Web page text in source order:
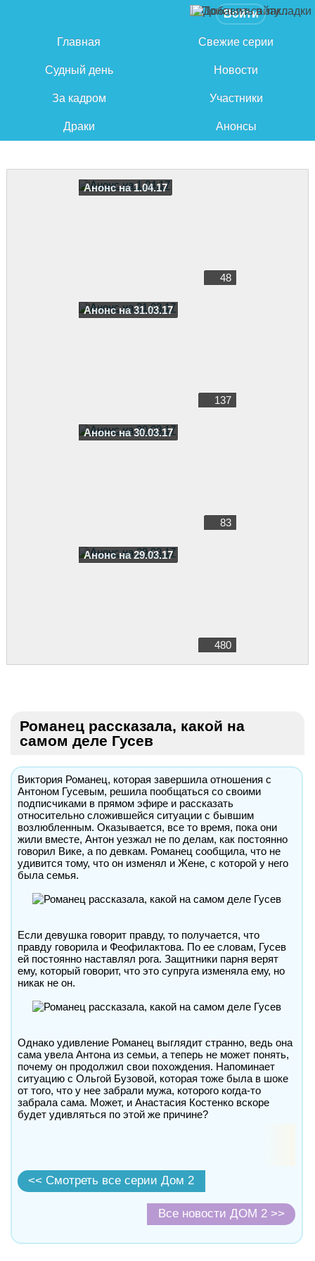
Войти
Главная Свежие серии
Судный день Новости
За кадром Участники
Драки Анонсы
Анонс на 1.04.17
48
Анонс на 31.03.17
137
Анонс на 30.03.17
83
Анонс на 29.03.17
480
Романец рассказала, какой на
самом деле Гусев
Виктория Романец, которая завершила отношения с
Антоном Гусевым, решила пообщаться со своими
подписчиками в прямом эфире и рассказать
относительно сложившейся ситуации с бывшим
возлюбленным. Оказывается, все то время, пока они
жили вместе, Антон уезжал не по делам, как постоянно
говорил Вике, а по девкам. Романец сообщила, что не
удивится тому, что он изменял и Жене, с которой у него
была семья.
Если девушка говорит правду, то получается, что
правду говорила и Феофилактова. По ее словам, Гусев
ей постоянно наставлял рога. Защитники парня верят
ему, который говорит, что это супруга изменяла ему, но
никак не он.
Однако удивление Романец выглядит странно, ведь она
сама увела Антона из семьи, а теперь не может понять,
почему он продолжил свои похождения. Напоминает
ситуацию с Ольгой Бузовой, которая тоже была в шоке
от того, что у нее забрали мужа, которого когда-то
забрала сама. Может, и Анастасия Костенко вскоре
будет удивляться по этой же причине?
<< Смотреть все серии Дом 2
Все новости ДОМ 2 >>